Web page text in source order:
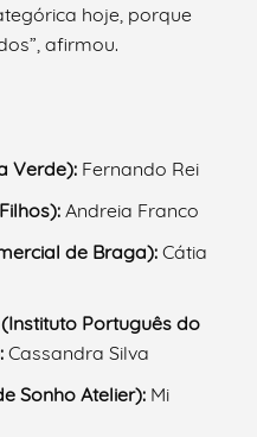
hoje, porque
afirmou.
Verde): Fernando Rei
Andreia Franco
de Braga):Cátia
Português do
Cassandra Silva
Sonho Atelier): Mi